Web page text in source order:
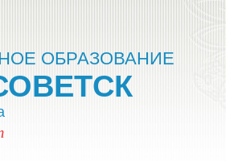
ОБРАЗОВАНИЕ